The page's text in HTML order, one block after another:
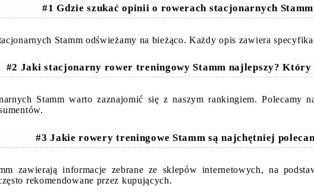
#1 Gdzie szukać opinii o rowerach stacjonarnych
Stamm odświeżamy na bieżąco. Każdy opis zawiera
#2 Jaki stacjonarny rower treningowy Stamm najlepszy? Który
Stamm warto zaznajomić się z naszym rankingiem. Polecamy
#3 Jakie rowery treningowe Stamm są najchętniej
zawierają informacje zebrane ze sklepów internetowych, na
rekomendowane przez kupujących.